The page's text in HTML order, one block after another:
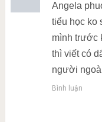
Angela
tiểu học ko
mình trước
thì viết có
người
Bình luận